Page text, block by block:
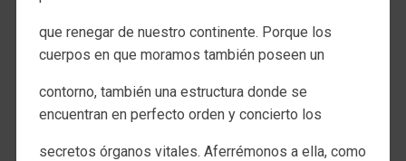
que renegar de nuestro continente. Porque los
cuerpos en que moramos también poseen un
contorno, también una estructura donde se
encuentran en perfecto orden y concierto los
secretos órganos vitales. Aferrémonos a ella, como